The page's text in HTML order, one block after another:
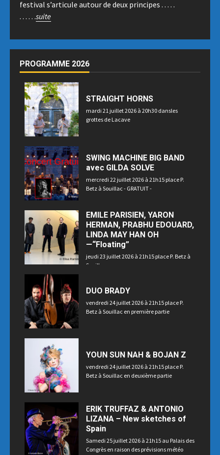
festival s’articule autour de deux principes . . . . .
. . . . . .suite
PROGRAMME 2026
STRAIGHT HORNS
mardi 21 juillet 2026 à 20h30 dansles
grottes de Lacave
SWING MACHINE BIG BAND
avec GILDA SOLVE
mercredi 22 juillet 2026 à 21h15 place P.
Betz à Souillac - GRATUIT -
EMILE PARISIEN, YARON
HERMAN, PRABHU EDOUARD,
LINDA MAY HAN OH
—“Floating”
jeudi 23 juillet 2026 à 21h15 place P. Betz à
Souillac
DUO BRADY
vendredi 24 juillet 2026 à 21h15 place P.
Betz à Souillac en première partie
YOUN SUN NAH & BOJAN Z
vendredi 24 juillet 2026 à 21h15 place P.
Betz à Souillac en deuxième partie
ERIK TRUFFAZ & ANTONIO
LIZANA – New sketches of
Spain
Samedi 25 juillet 2026 à 21h15 au Palais des
Congrès en raison des prévisions météo